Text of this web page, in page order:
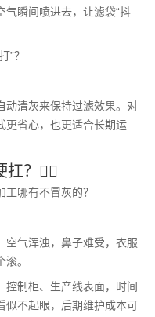
气瞬间喷进去，让滤袋“抖
”？
动清灰来保持过滤效果。对
更省心，也更适合长期运
？😵‍💫
哪有不冒灰的？
空气浑浊，鼻子难受，衣服
。
控制柜、生产线表面，时间
似不起眼，后期维护成本可